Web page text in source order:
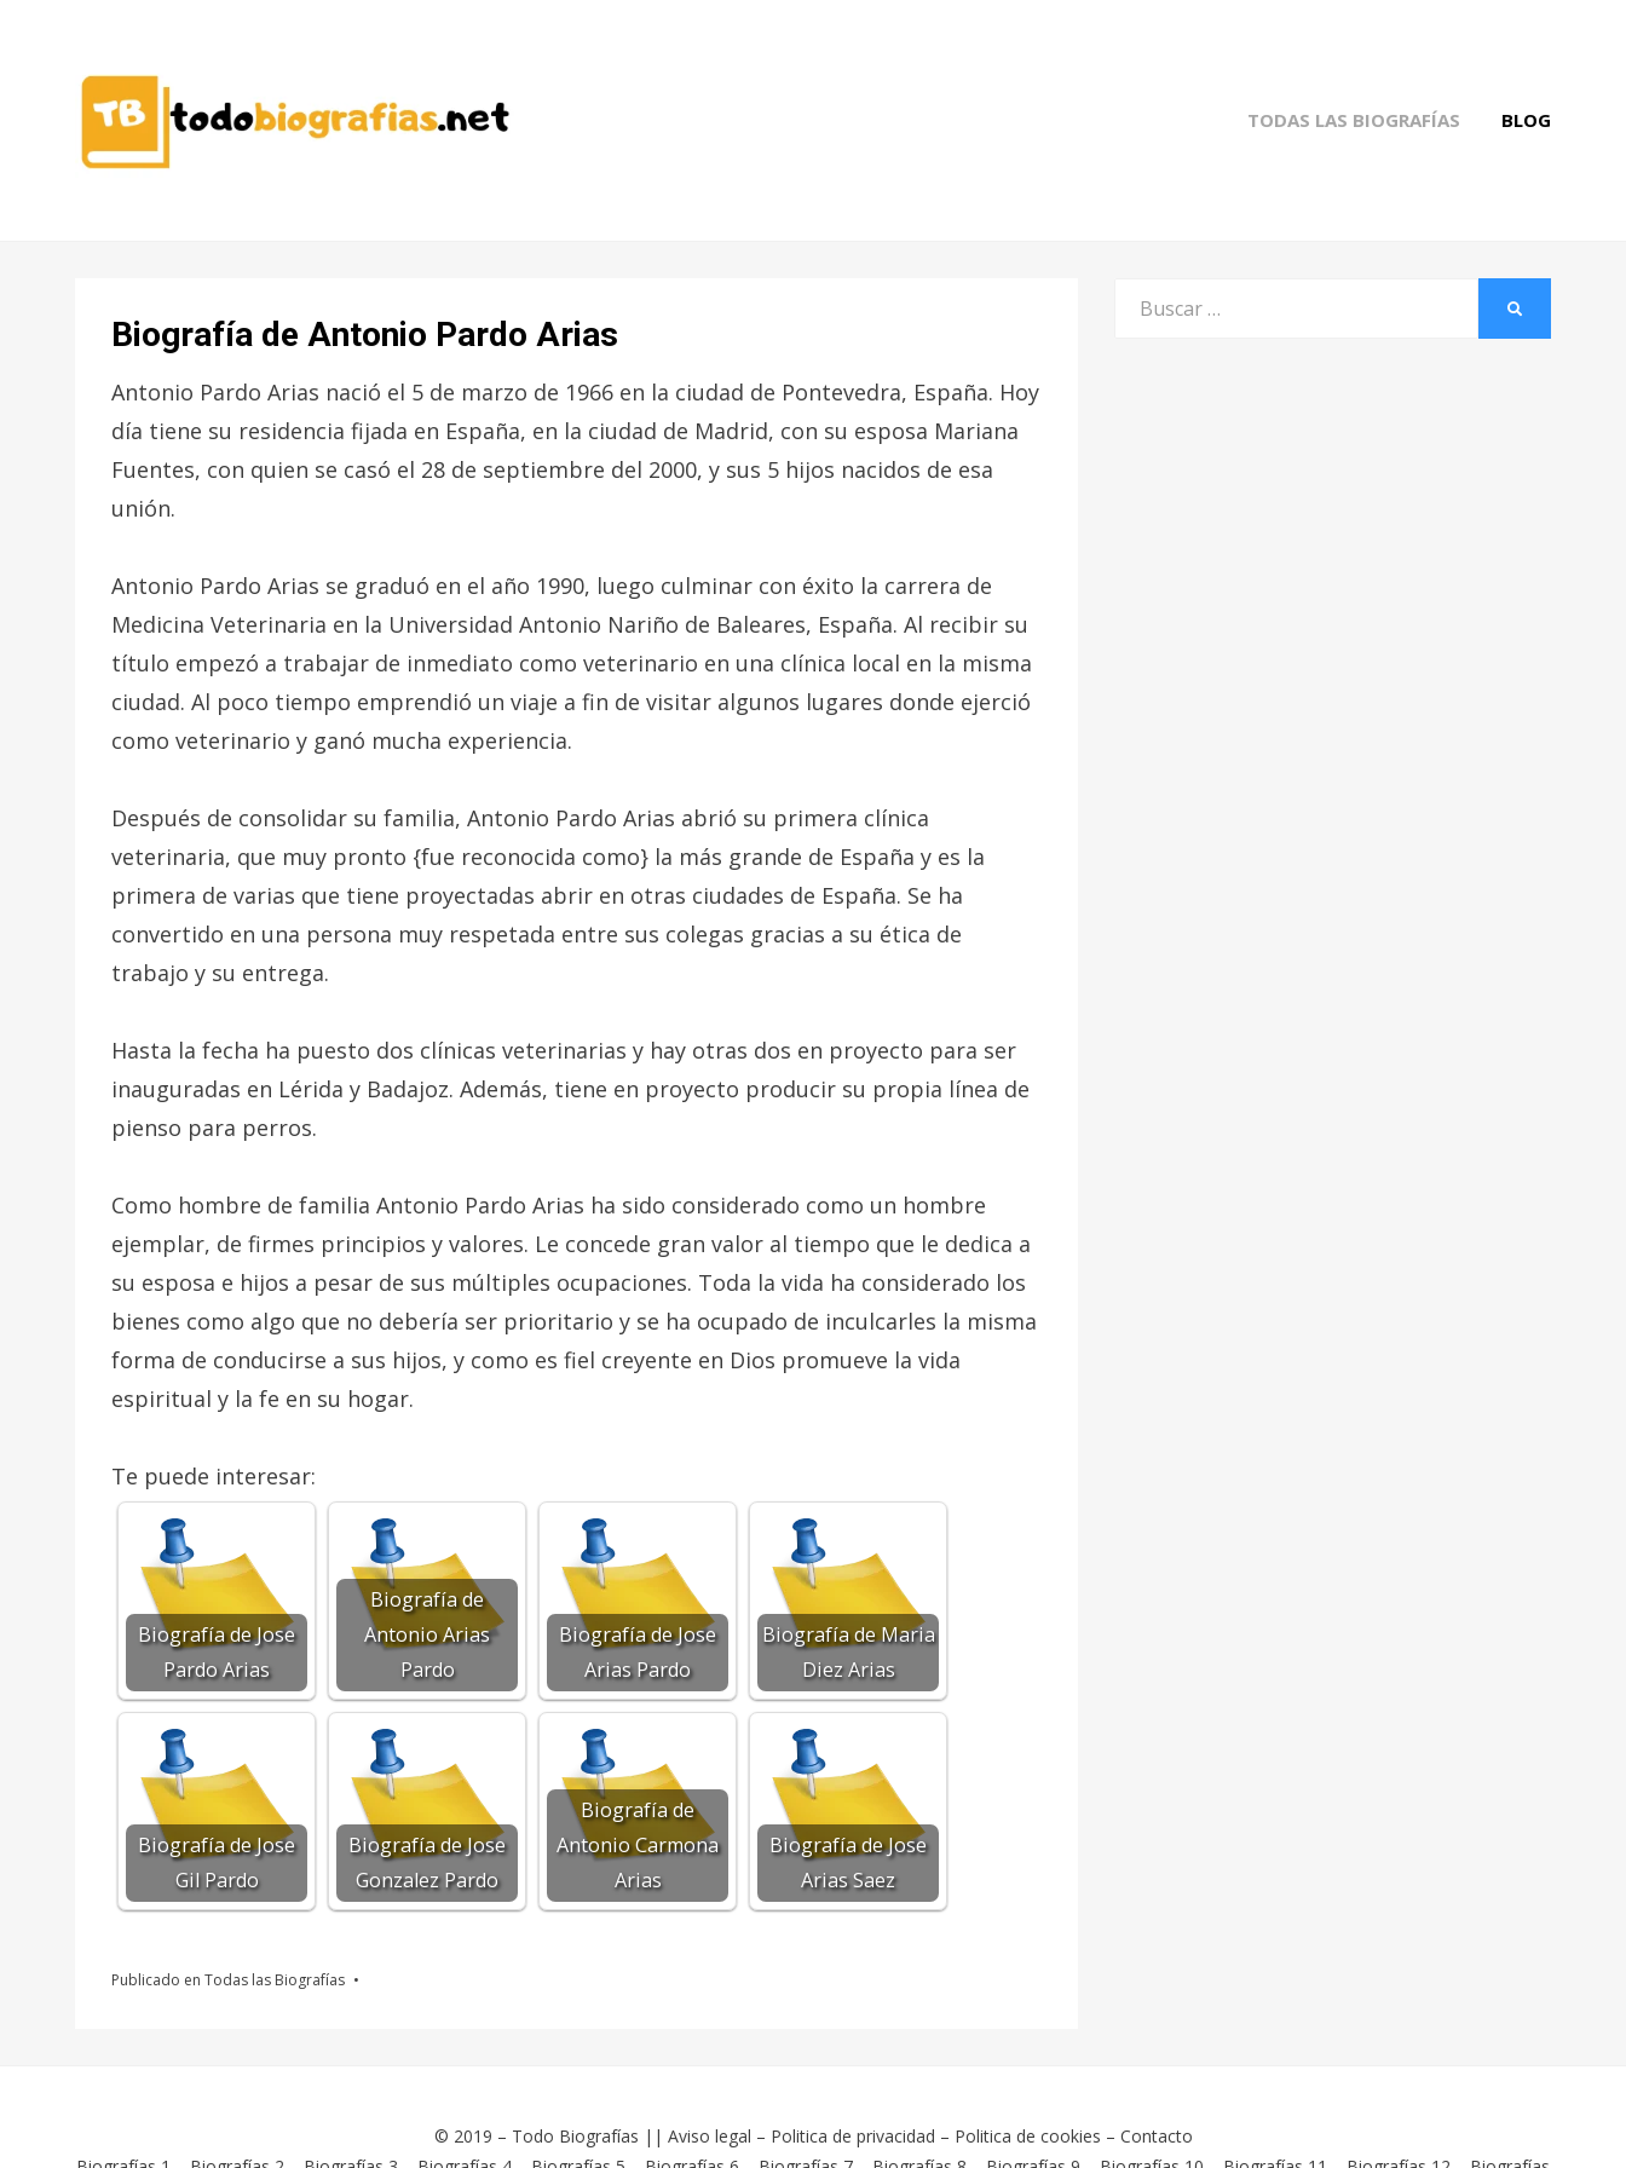
TODAS LAS BIOGRAFÍAS BLOG
Biografía de Antonio Pardo Arias
Antonio Pardo Arias nació el 5 de marzo de 1966 en la ciudad de Pontevedra, España. Hoy
día tiene su residencia fijada en España, en la ciudad de Madrid, con su esposa Mariana
Fuentes, con quien se casó el 28 de septiembre del 2000, y sus 5 hijos nacidos de esa
unión.
Antonio Pardo Arias se graduó en el año 1990, luego culminar con éxito la carrera de
Medicina Veterinaria en la Universidad Antonio Nariño de Baleares, España. Al recibir su
título empezó a trabajar de inmediato como veterinario en una clínica local en la misma
ciudad. Al poco tiempo emprendió un viaje a fin de visitar algunos lugares donde ejerció
como veterinario y ganó mucha experiencia.
Después de consolidar su familia, Antonio Pardo Arias abrió su primera clínica
veterinaria, que muy pronto {fue reconocida como} la más grande de España y es la
primera de varias que tiene proyectadas abrir en otras ciudades de España. Se ha
convertido en una persona muy respetada entre sus colegas gracias a su ética de
trabajo y su entrega.
Hasta la fecha ha puesto dos clínicas veterinarias y hay otras dos en proyecto para ser
inauguradas en Lérida y Badajoz. Además, tiene en proyecto producir su propia línea de
pienso para perros.
Como hombre de familia Antonio Pardo Arias ha sido considerado como un hombre
ejemplar, de firmes principios y valores. Le concede gran valor al tiempo que le dedica a
su esposa e hijos a pesar de sus múltiples ocupaciones. Toda la vida ha considerado los
bienes como algo que no debería ser prioritario y se ha ocupado de inculcarles la misma
forma de conducirse a sus hijos, y como es fiel creyente en Dios promueve la vida
espiritual y la fe en su hogar.
Te puede interesar:
Biografía de Jose
Pardo Arias
Biografía de
Antonio Arias
Pardo
Biografía de Jose
Arias Pardo
Biografía de Maria
Diez Arias
Biografía de Jose
Gil Pardo
Biografía de Jose
Gonzalez Pardo
Biografía de
Antonio Carmona
Arias
Biografía de Jose
Arias Saez
Publicado en Todas las Biografías
Buscar
© 2019 – Todo Biografías || Aviso legal – Politica de privacidad – Politica de cookies – Contacto